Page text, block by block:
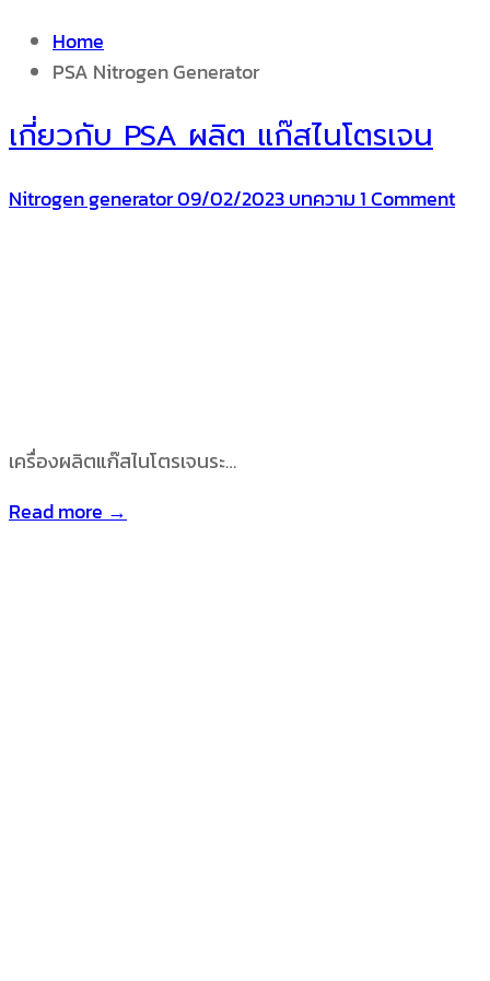
Home
PSA Nitrogen Generator
เกี่ยวกับ PSA ผลิต แก๊สไนโตรเจน
Nitrogen generator09/02/2023บทความ1 Comment
เครื่องผลิตแก๊สไนโตรเจนระ…
Read more →